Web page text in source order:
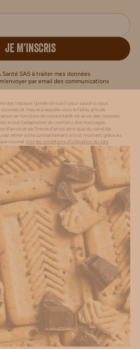
JE M’INSCRIS
SAS à traiter mes données
par email des communications
des traceurs (pixels de suivi) pour savoir si vous
et l’heure à laquelle vous le faites afin de
en fonction de votre intérêt vis-à-vis des courriels
inclut l’adaptation du contenu des messages,
d’envoi et de l’heure d’envoi ainsi que du canal de
retirer votre consentement à tout moment grâce au
courriel.Voir les conditions d'utilisation du site